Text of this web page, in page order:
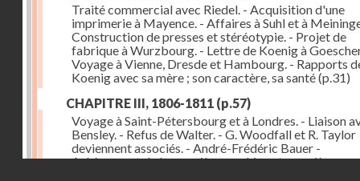
Traité commercial avec Riedel. - Acquisition d'une
imprimerie à Mayence. - Affaires à Suhl et à
Construction de presses et stéréotypie. - Projet de
fabrique à Wurzbourg. - Lettre de Koenig à
Voyage à Vienne, Dresde et Hambourg. - Rapports
Koenig avec sa mère ; son caractère, sa santé(p.31)
CHAPITRE III, 1806-1811 (p.57)
Voyage à Saint-Pétersbourg et à Londres. - Liaison
Bensley. - Refus de Walter. - G. Woodfall et R. Taylor
deviennent associés. - André-Frédéric Bauer -
Achèvement de la première machine et premières